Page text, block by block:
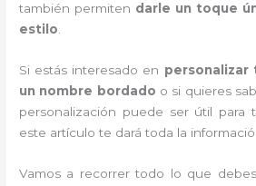
también permiten darle un toque
estilo.
Si estás interesado en personalizar
un nombre bordado o si quieres
personalización puede ser útil para
este artículo te dará toda la
Vamos a recorrer todo lo que